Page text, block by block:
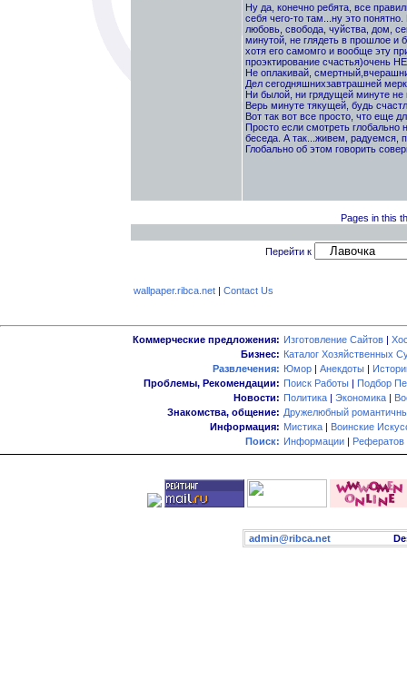
Ну да, конечно ребята, все
себя чего-то там...ну это
любовь, свобода, чуйства, дом,
минутой, не глядеть в прошлое и
хотя его самомго и вообще эту
проэктирование счастья)очень
Не оплакивай,
Дел сегодняшнихзавтрашней
Ни былой, ни грядущей минуте не
Верь минуте тякущей, будь
Вот так вот все просто, что еще
Просто если смотреть глобально
беседа. А так...живем, радуемся,
Глобально об этом говорить
Pages in this
Перейти к
wallpaper.ribca.net| Contact Us
Коммерческие предложения: Изготовление Сайтов |
Бизнес: Каталог Хозяйственных
Развлечения: Юмор | Анекдоты |
Проблемы, Рекомендации: Поиск Работы | Подбор
Новости: Политика | Экономика |
Знакомства, общение: Дружелюбный
Информация: Мистика | Воинские
Поиск: Информации | Рефератов
admin@ribca.net